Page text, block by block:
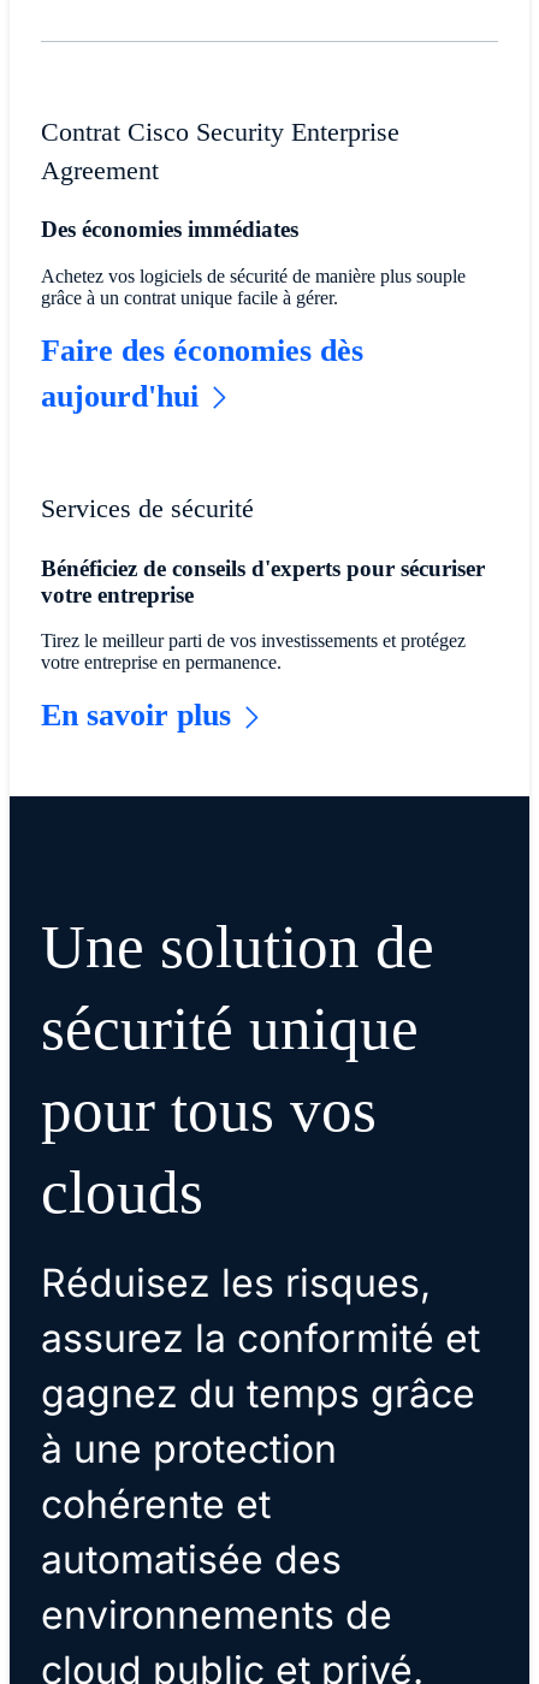
Contrat Cisco Security Enterprise
Agreement
Des économies immédiates
Achetez vos logiciels de sécurité de manière plus souple
grâce à un contrat unique facile à gérer.
Faire des économies dès
aujourd'hui
Services de sécurité
Bénéficiez de conseils d'experts pour sécuriser
votre entreprise
Tirez le meilleur parti de vos investissements et protégez
votre entreprise en permanence.
En savoir plus
Une solution de
sécurité unique
pour tous vos
clouds
Réduisez les risques,
assurez la conformité et
gagnez du temps grâce
à une protection
cohérente et
automatisée des
environnements de
cloud public et privé.